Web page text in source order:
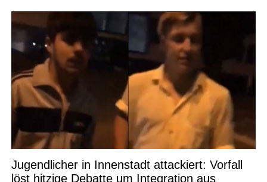
Jugendlicher in Innenstadt attackiert: Vorfall
löst hitzige Debatte um Integration aus